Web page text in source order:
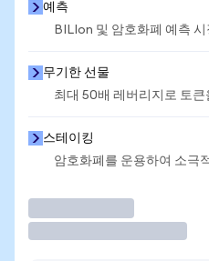
예측
BILIon 및 암호화폐 예측
무기한 선물
최대 50배 레버리지로 토큰
스테이킹
암호화폐를 운용하여 소극